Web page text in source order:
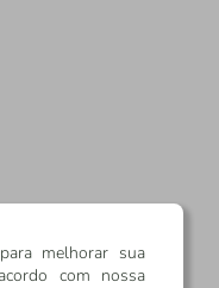
melhorar sua
com nossa